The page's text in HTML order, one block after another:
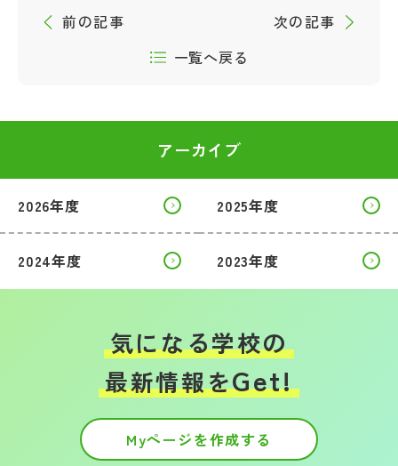
前の記事
一覧へ戻る
次の記事
アーカイブ
2026年度 2025年度
2024年度 2023年度
気になる学校の
最新情報をGet!
Myページを作成する